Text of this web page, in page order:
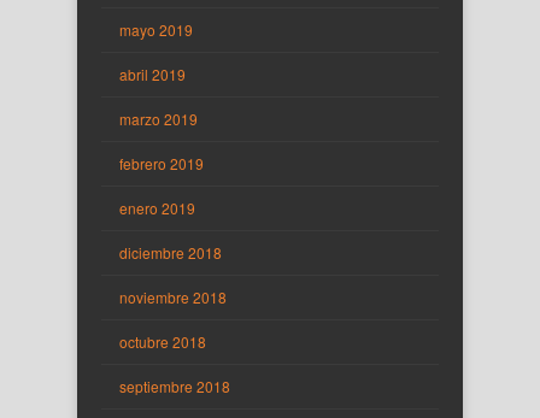
mayo 2019
abril 2019
marzo 2019
febrero 2019
enero 2019
diciembre 2018
noviembre 2018
octubre 2018
septiembre 2018